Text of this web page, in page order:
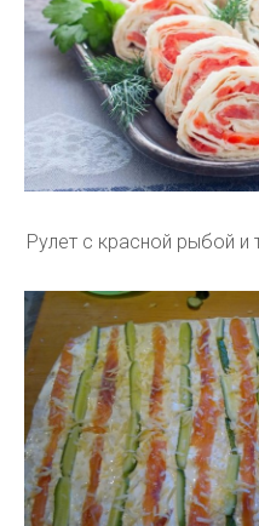
Рулет с красной рыбой